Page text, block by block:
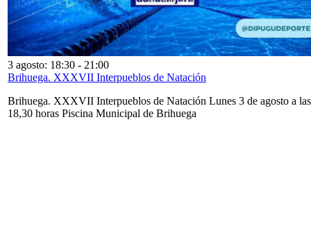
3 agosto: 18:30 - 21:00
Brihuega. XXXVII Interpueblos de Natación
Brihuega. XXXVII Interpueblos de Natación Lunes 3 de agosto a las
18,30 horas Piscina Municipal de Brihuega